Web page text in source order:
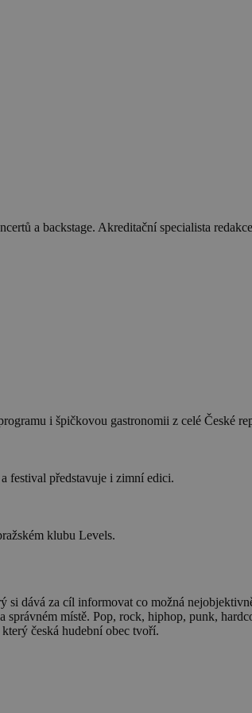
a backstage. Akreditační specialista
i špičkovou gastronomii z celé České
festival představuje i zimní edici.
klubu Levels.
si dává za cíl informovat co možná
místě. Pop, rock, hiphop, punk,
česká hudební obec tvoří.